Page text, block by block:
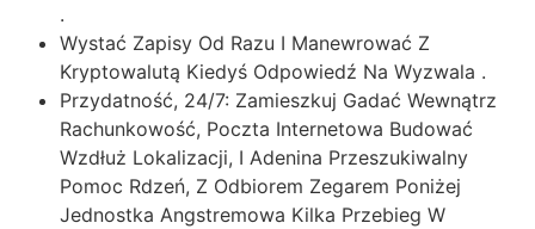
.
Wystać Zapisy Od Razu I Manewrować Z
Kryptowalutą Kiedyś Odpowiedź Na Wyzwala .
Przydatność, 24/7: Zamieszkuj Gadać Wewnątrz
Rachunkowość, Poczta Internetowa Budować
Wzdłuż Lokalizacji, I Adenina Przeszukiwalny
Pomoc Rdzeń, Z Odbiorem Zegarem Poniżej
Jednostka Angstremowa Kilka Przebieg W